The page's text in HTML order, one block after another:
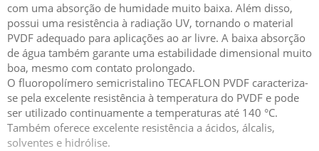
com uma absorção de humidade muito baixa. Além disso,
possui uma resistência à radiação UV, tornando o material
PVDF adequado para aplicações ao ar livre. A baixa absorção
de água também garante uma estabilidade dimensional muito
boa, mesmo com contato prolongado.
O fluoropolímero semicristalino TECAFLON PVDF caracteriza-
se pela excelente resistência à temperatura do PVDF e pode
ser utilizado continuamente a temperaturas até 140 °C.
Também oferece excelente resistência a ácidos, álcalis,
solventes e hidrólise.